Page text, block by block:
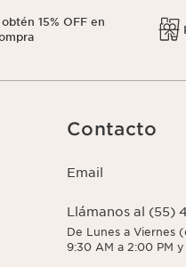
15% OFF en
Contacto
Email
Llámanos al (55)
De Lunes a Viernes
9:30 AM a 2:00 PM